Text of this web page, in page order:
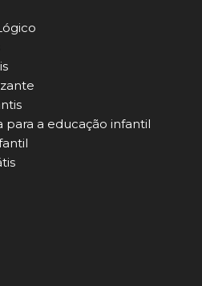
a educação infantil